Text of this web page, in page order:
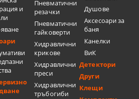
и
Пневматични
резачки
Пневматични
гайковерти
Хидравлични
крикове
Хидравлични
преси
Хидравлични
тръбогиби
Душове
Аксесоари за
баня
Канелки
ВиК
Детектори
Други
Клещи